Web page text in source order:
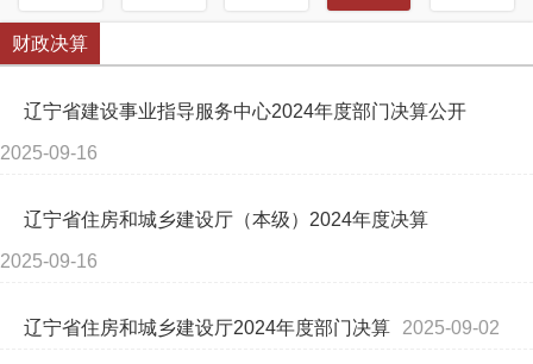
财政决算
辽宁省建设事业指导服务中心2024年度部门决算公开
2025-09-16
辽宁省住房和城乡建设厅（本级）2024年度决算
2025-09-16
辽宁省住房和城乡建设厅2024年度部门决算 2025-09-02